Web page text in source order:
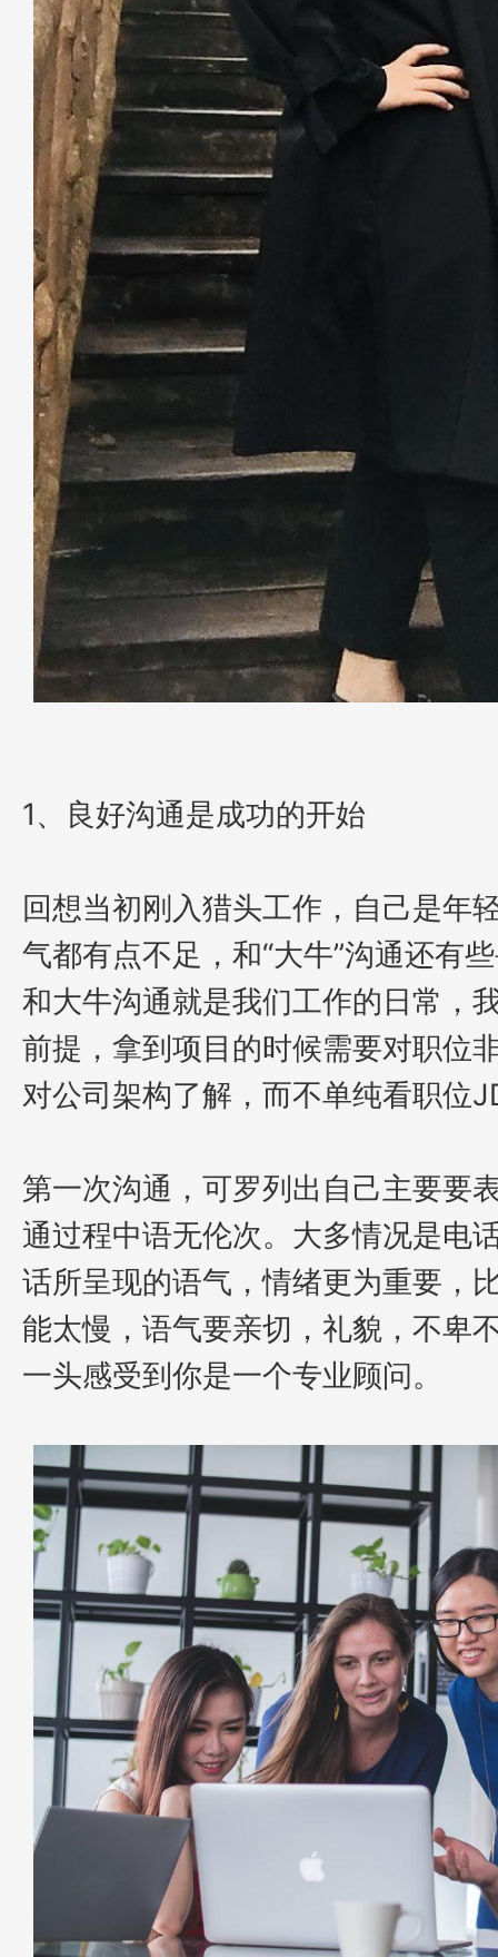
1、 良好沟通是成功的开始
回想当初刚入猎头工作，自己是年
气都有点不足，和“大牛”沟通还有
和大牛沟通就是我们工作的日常，
前提，拿到项目的时候需要对职位
对公司架构了解，而不单纯看职位
第一次沟通，可罗列出自己主要要
通过程中语无伦次。大多情况是电
话所呈现的语气，情绪更为重要，
能太慢，语气要亲切，礼貌，不卑
一头感受到你是一个专业顾问。